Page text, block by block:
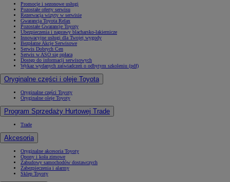
Promocje i sezonowe usługi
Pozostałe oferty serwisu
Rezerwacja wizyty w serwisie
Gwarancja Toyota Relax
Pozostałe Gwarancje Toyoty
Ubezpieczenia i naprawy blacharsko-lakiernicze
Innowacyjne usługi dla Twojej wygody
Bezpłatne Akcje Serwisowe
Serwis Dobrych Cen
Serwis w ASO się opłaca
Dostęp do informacji serwisowych
Wykaz wydanych zaświadczeń o odbytym szkoleniu (pdf)
Oryginalne części i oleje Toyota
Oryginalne części Toyoty
Oryginalne oleje Toyoty
Program Sprzedaży Hurtowej Trade
Trade
Akcesoria
Oryginalne akcesoria Toyoty
Opony i koła zimowe
Zabudowy samochodów dostawczych
Zabezpieczenia i alarmy
Sklep Toyoty